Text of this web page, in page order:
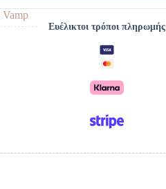
Vamp
Ευέλικτοι τρόποι πληρωμής